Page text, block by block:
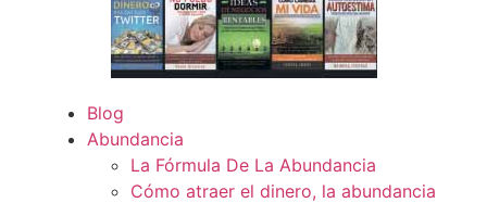
Blog
Abundancia
La Fórmula De La Abundancia
Cómo atraer el dinero, la abundancia